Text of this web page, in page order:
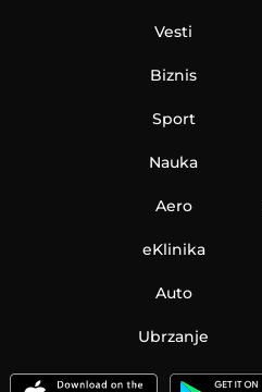
Vesti
Biznis
Sport
Nauka
Aero
eKlinika
Auto
Ubrzanje